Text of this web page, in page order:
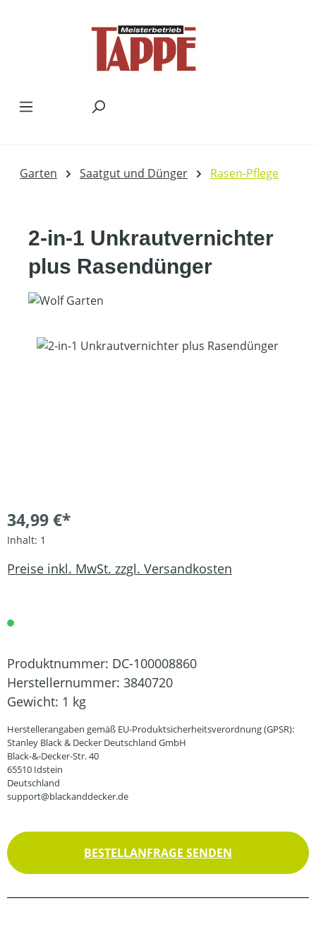
Garten Saatgut und Dünger Rasen-Pflege
2-in-1 Unkrautvernichter
plus Rasendünger
Bildergalerie überspringen
34,99 €*
Inhalt: 1
Preise inkl. MwSt. zzgl. Versandkosten
Produktnummer: DC-100008860
Herstellernummer: 3840720
Gewicht: 1 kg
Herstellerangaben gemäß EU-Produktsicherheitsverordnung (GPSR):
Stanley Black & Decker Deutschland GmbH
Black-&-Decker-Str. 40
65510 Idstein
Deutschland
support@blackanddecker.de
BESTELLANFRAGE SENDEN